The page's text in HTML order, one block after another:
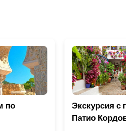
по
Экскурсия с
Патио